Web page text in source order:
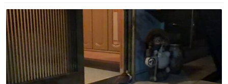
の配線をハンダで修理している横で、
ト
数
数